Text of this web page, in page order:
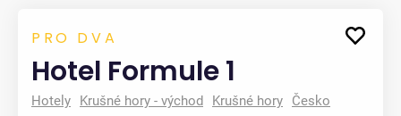
PRO DVA
Hotel Formule 1
Hotely Krušné hory - východ Krušné hory Česko